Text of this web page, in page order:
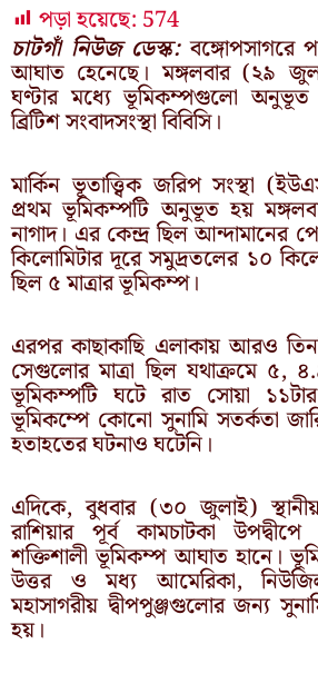
পড়া হয়েছে: 574
চাটগাঁ নিউজ ডেস্ক:বঙ্গোপসাগরে
আঘাত হেনেছে। মঙ্গলবার (২৯
ঘণ্টার মধ্যে ভূমিকম্পগুলো অনুভূত
ব্রিটিশ সংবাদসংস্থা বিবিসি।
মার্কিন ভূতাত্ত্বিক জরিপ সংস্থা
প্রথম ভূমিকম্পটি অনুভূত হয়
নাগাদ। এর কেন্দ্র ছিল আন্দামানের
কিলোমিটার দূরে সমুদ্রতলের ১০
ছিল ৫ মাত্রার ভূমিকম্প।
এরপর কাছাকাছি এলাকায় আরও
সেগুলোর মাত্রা ছিল যথাক্রমে ৫,
ভূমিকম্পটি ঘটে রাত সোয়া
ভূমিকম্পে কোনো সুনামি সতর্কতা
হতাহতের ঘটনাও ঘটেনি।
এদিকে, বুধবার (৩০ জুলাই)
রাশিয়ার পূর্ব কামচাটকা
শক্তিশালী ভূমিকম্প আঘাত হানে।
উত্তর ও মধ্য আমেরিকা,
মহাসাগরীয় দ্বীপপুঞ্জগুলোর জন্য
হয়।